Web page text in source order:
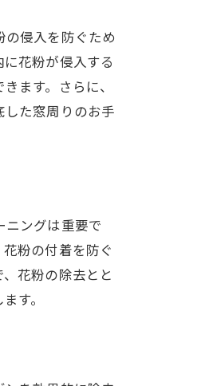
侵入を防ぐため
花粉が侵入する
ます。さらに、
た窓周りのお手
ングは重要で
粉の付着を防ぐ
花粉の除去とと
す。